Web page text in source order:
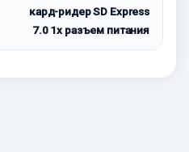
кард-ридер SD Express
7.0 1x разъем питания